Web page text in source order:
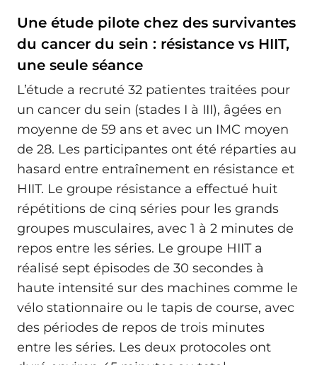
Une étude pilote chez des survivantes
du cancer du sein : résistance vs HIIT,
une seule séance
L’étude a recruté 32 patientes traitées pour
un cancer du sein (stades I à III), âgées en
moyenne de 59 ans et avec un IMC moyen
de 28. Les participantes ont été réparties au
hasard entre entraînement en résistance et
HIIT. Le groupe résistance a effectué huit
répétitions de cinq séries pour les grands
groupes musculaires, avec 1 à 2 minutes de
repos entre les séries. Le groupe HIIT a
réalisé sept épisodes de 30 secondes à
haute intensité sur des machines comme le
vélo stationnaire ou le tapis de course, avec
des périodes de repos de trois minutes
entre les séries. Les deux protocoles ont